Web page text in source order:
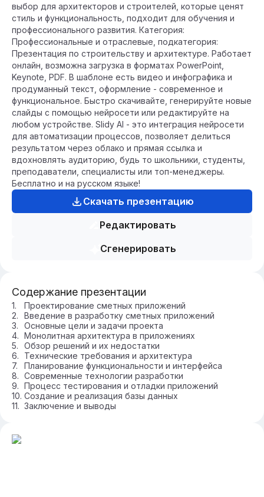
выбор для архитекторов и строителей, которые ценят
стиль и функциональность, подходит для обучения и
профессионального развития. Категория:
Профессиональные и отраслевые, подкатегория:
Презентация по строительству и архитектуре. Работает
онлайн, возможна загрузка в форматах PowerPoint,
Keynote, PDF. В шаблоне есть видео и инфографика и
продуманный текст, оформление - современное и
функциональное. Быстро скачивайте, генерируйте новые
слайды с помощью нейросети или редактируйте на
любом устройстве. Slidy AI - это интеграция нейросети
для автоматизации процессов, позволяет делиться
результатом через облако и прямая ссылка и
вдохновлять аудиторию, будь то школьники, студенты,
преподаватели, специалисты или топ-менеджеры.
Бесплатно и на русском языке!
Скачать презентацию
Редактировать
Сгенерировать
Содержание презентации
Проектирование сметных приложений
Введение в разработку сметных приложений
Основные цели и задачи проекта
Монолитная архитектура в приложениях
Обзор решений и их недостатки
Технические требования и архитектура
Планирование функциональности и интерфейса
Современные технологии разработки
Процесс тестирования и отладки приложений
Создание и реализация базы данных
Заключение и выводы